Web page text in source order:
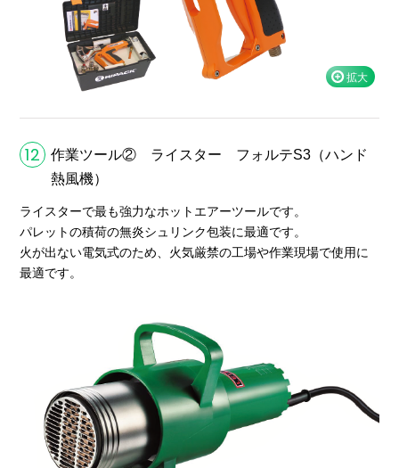
12
作業ツール② ライスター フォルテS3（ハンド
熱風機）
ライスターで最も強力なホットエアーツールです。
パレットの積荷の無炎シュリンク包装に最適です。
火が出ない電気式のため、火気厳禁の工場や作業現場で使用に
最適です。